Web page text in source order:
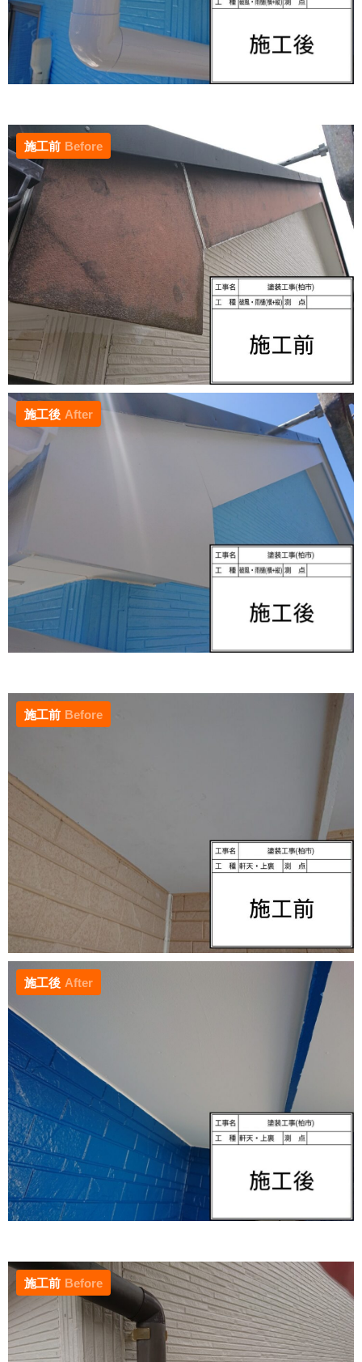
施工前 Before
施工後 After
施工前 Before
施工後 After
施工前 Before